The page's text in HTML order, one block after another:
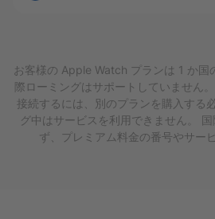
お客様の Apple Watch プランは 1 か国
際ローミングはサポートしていません
接続するには、別のプランを購入する
グ中はサービスを利用できません。
ず、プレミアム料金の番号やサー